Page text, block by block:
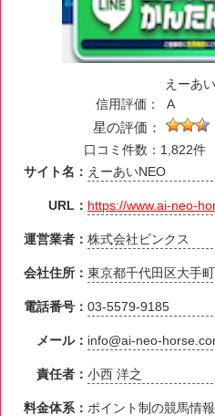
えーあ
信用評価：
A
星の評価：
口コミ件数：1,822件
サイト名： えーあいNEO
URL： https://www.ai-neo-
運営業者：株式会社ビンクス
会社住所：東京都千代田区大手
電話番号：03-5579-9185
メール： info@ai-neo-
責任者：小西 洋之
料金体系： ポイント制の競馬情